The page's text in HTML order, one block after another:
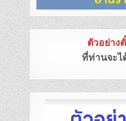
ตัวอย่าง
ที่ท่านจะไ